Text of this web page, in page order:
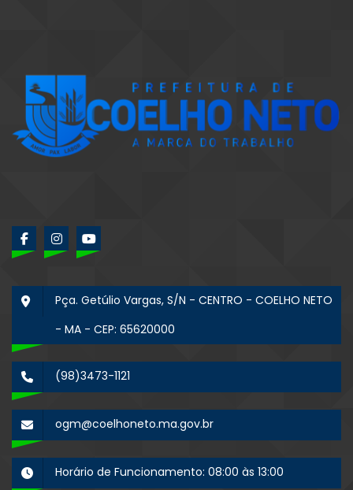
Pça. Getúlio Vargas, S/N - CENTRO - COELHO NETO
- MA - CEP: 65620000
(98)3473-1121
ogm@coelhoneto.ma.gov.br
Horário de Funcionamento: 08:00 às 13:00